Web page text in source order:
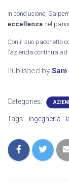
In conclusione,
eccellenza nel
Con il suo pacchetto
l’azienda continua
Published by Sam
Categories:
Tags: ingegneria